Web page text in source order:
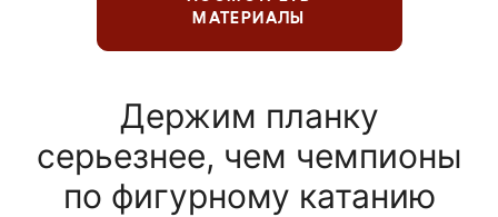
МАТЕРИАЛЫ
Держим планку
серьезнее, чем чемпионы
по фигурному катанию